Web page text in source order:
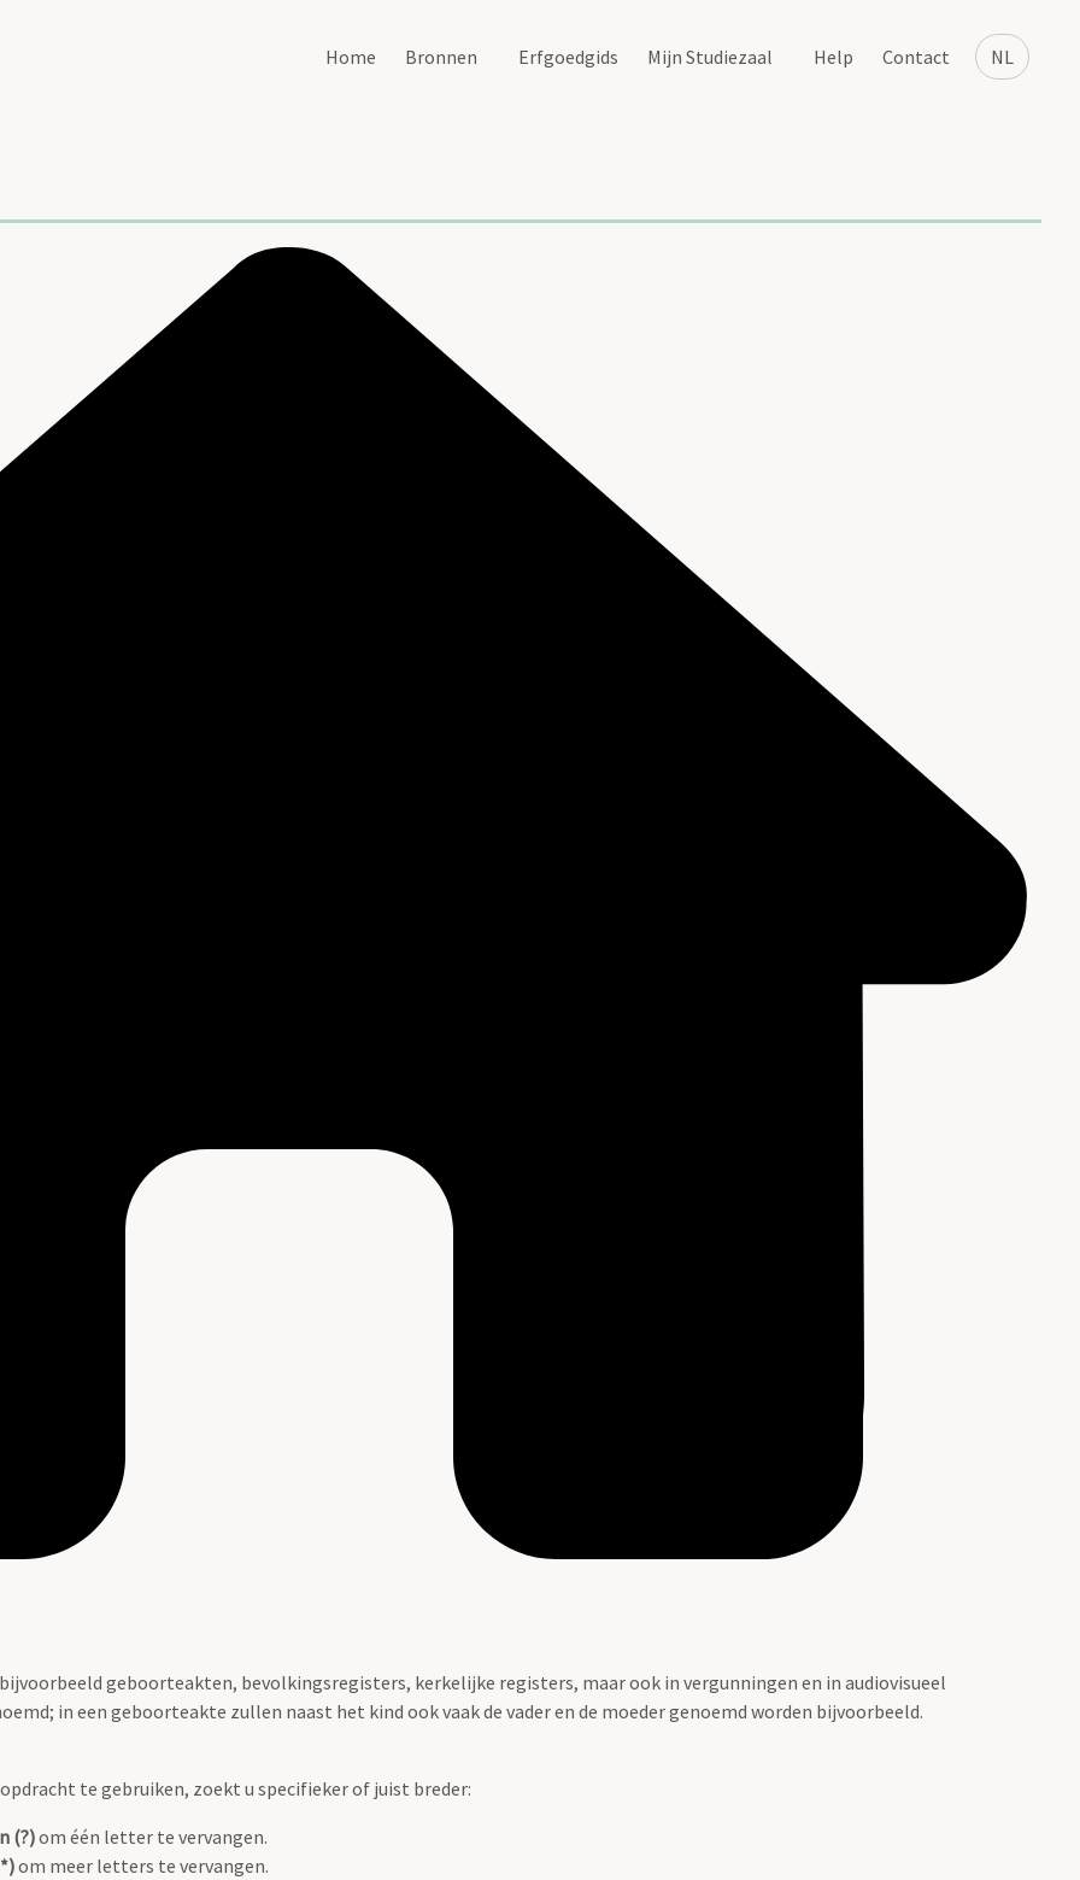
NL
Home Bronnen Erfgoedgids Mijn Studiezaal Help Contact
geboorteakten, bevolkingsregisters, kerkelijke registers, maar ook in vergunningen en in audiovisueel
in een geboorteakte zullen naast het kind ook vaak de vader en de moeder genoemd worden bijvoorbeeld.
te gebruiken, zoekt u specifieker of juist breder:
(?)om één letter te vervangen.
om meer letters te vervangen.